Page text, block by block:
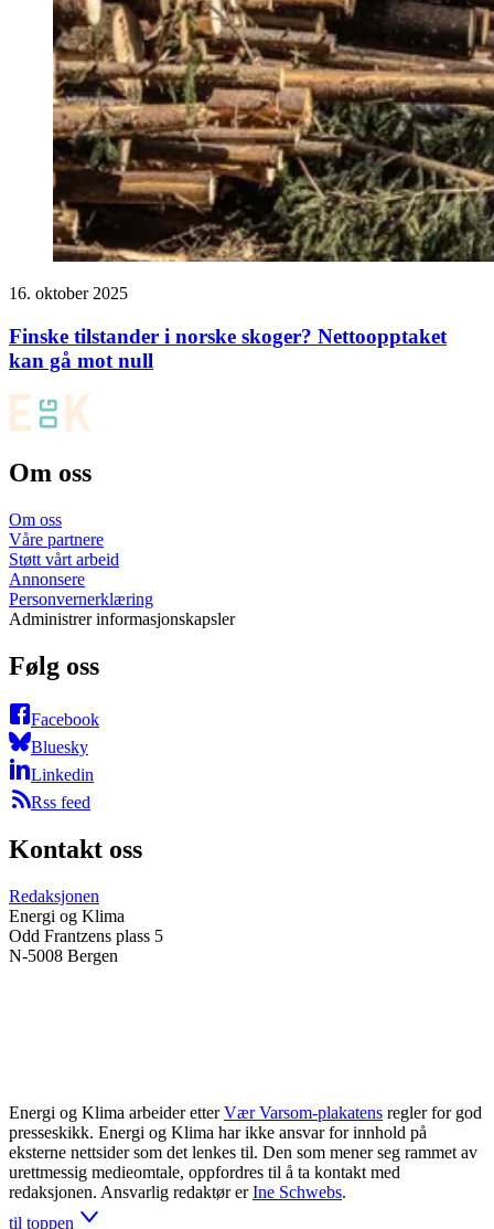
16. oktober 2025
Finske tilstander i norske skoger? Nettoopptaket
kan gå mot null
Om oss
Om oss
Våre partnere
Støtt vårt arbeid
Annonsere
Personvernerklæring
Administrer informasjonskapsler
Følg oss
Facebook
Bluesky
Linkedin
Rss feed
Kontakt oss
Redaksjonen
Energi og Klima
Odd Frantzens plass 5
N-5008 Bergen
Energi og Klima arbeider etter Vær Varsom-plakatens regler for god
presseskikk. Energi og Klima har ikke ansvar for innhold på
eksterne nettsider som det lenkes til. Den som mener seg rammet av
urettmessig medieomtale, oppfordres til å ta kontakt med
redaksjonen. Ansvarlig redaktør er Ine Schwebs.
til toppen